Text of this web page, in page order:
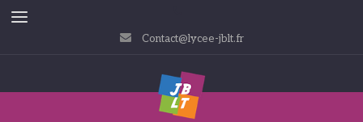
Contact@lycee-jblt.fr